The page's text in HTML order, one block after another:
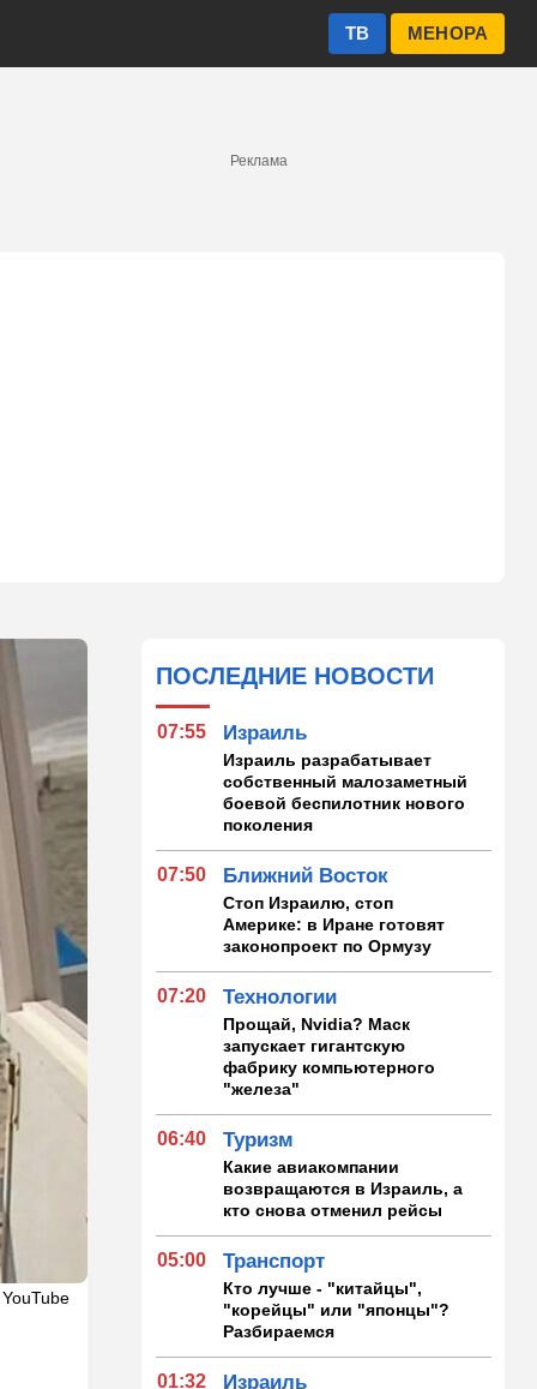
МЕНОРА
ТВ
Реклама
ПОСЛЕДНИЕ НОВОСТИ
07:55 Израиль
Израиль разрабатывает
собственный малозаметный
боевой беспилотник нового
поколения
07:50 Ближний Восток
Стоп Израилю, стоп
Америке: в Иране готовят
законопроект по Ормузу
07:20 Технологии
Прощай, Nvidia? Маск
запускает гигантскую
фабрику компьютерного
"железа"
06:40 Туризм
Какие авиакомпании
возвращаются в Израиль, а
кто снова отменил рейсы
05:00 Транспорт
Кто лучше - "китайцы",
"корейцы" или "японцы"?
Разбираемся
01:32 Израиль